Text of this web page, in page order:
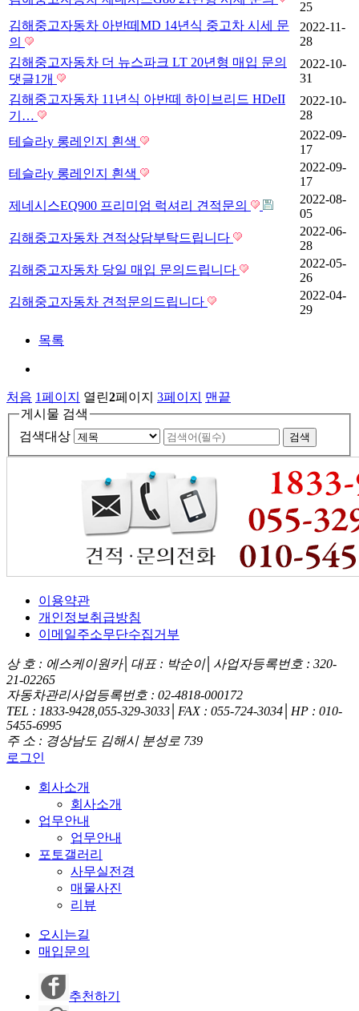
25
김해중고자동차 아반떼MD 14년식 중고차 시세 문
의
2022-11-
28
김해중고자동차 더 뉴스파크 LT 20년형 매입 문의
댓글1개
2022-10-
31
김해중고자동차 11년식 아반떼 하이브리드 HDeII
기…
2022-10-
28
테슬라y 롱레인지 흰색
2022-09-
17
테슬라y 롱레인지 흰색
2022-09-
17
제네시스EQ900 프리미엄 럭셔리 견적문의
2022-08-
05
김해중고자동차 견적상담부탁드립니다
2022-06-
28
김해중고자동차 당일 매입 문의드립니다
2022-05-
26
김해중고자동차 견적문의드립니다
2022-04-
29
목록
처음 1페이지 열린2페이지 3페이지
맨끝
게시물 검색
검색대상
이용약관
개인정보취급방침
이메일주소무단수집거부
상 호 : 에스케이원카│대표 : 박순이│사업자등록번호 : 320-
21-02265
자동차관리사업등록번호 : 02-4818-000172
TEL : 1833-9428,055-329-3033│FAX : 055-724-3034│HP : 010-
5455-6995
주 소 : 경상남도 김해시 분성로 739
로그인
회사소개
회사소개
업무안내
업무안내
포토갤러리
사무실전경
매물사진
리뷰
오시는길
매입문의
추천하기